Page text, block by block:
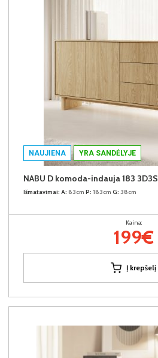
NAUJIENA YRA SANDĖLYJE
NABU D komoda-indauja 183 3D3S
Išmatavimai: A: 83cm P: 183cm G: 38cm
Kaina:
199€
Į krepšelį